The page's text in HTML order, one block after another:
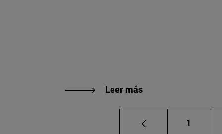
Leer más
Página
1